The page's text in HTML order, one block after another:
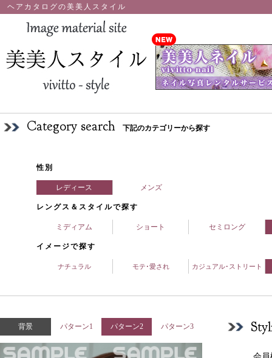
ヘアカタログの美美人スタイル
Category search 下記のカテゴリーから探す
性別
レディース メンズ
レングス＆スタイルで探す
ミディアム ショート セミロング
イメージで探す
ナチュラル モテ･愛され カジュアル･ストリート
背景 パターン1 パターン2 パターン3